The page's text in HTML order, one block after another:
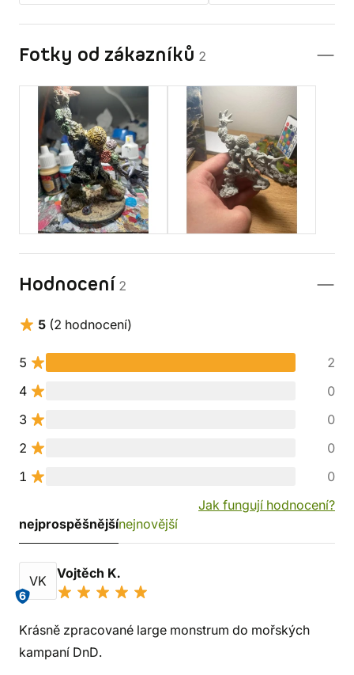
Fotky od zákazníků 2
Hodnocení 2
5 (2 hodnocení)
5
2
4
0
3
0
2
0
1
0
Jak fungují hodnocení?
nejprospěšnějšínejnovější
VK
6
Vojtěch K.
Krásně zpracované large monstrum do mořských
kampaní DnD.